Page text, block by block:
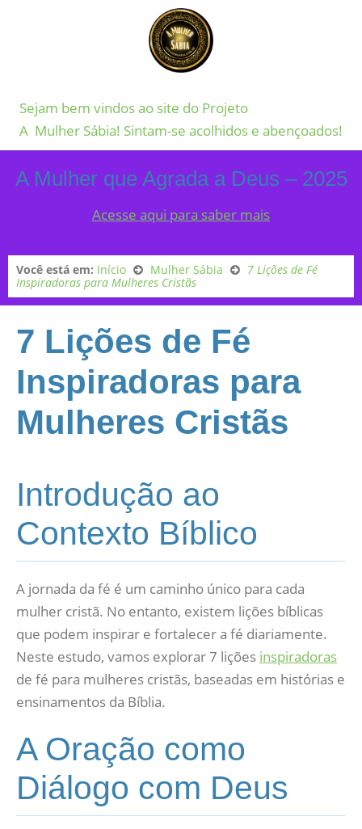
Sejam bem vindos ao site do Projeto
A Mulher Sábia! Sintam-se acolhidos e abençoados!
A Mulher que Agrada a Deus – 2025
Acesse aqui para saber mais
Você está em: Início Mulher Sábia
7 Lições de Fé
Inspiradoras para Mulheres Cristãs
7 Lições de Fé
Inspiradoras para
Mulheres Cristãs
Introdução ao
Contexto Bíblico
A jornada da fé é um caminho único para cada
mulher cristã. No entanto, existem lições bíblicas
que podem inspirar e fortalecer a fé diariamente.
Neste estudo, vamos explorar 7 lições inspiradoras
de fé para mulheres cristãs, baseadas em histórias e
ensinamentos da Bíblia.
A Oração como
Diálogo com Deus